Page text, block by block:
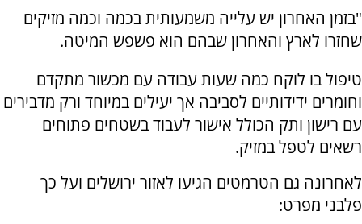
"בזמן האחרון יש עלייה משמעותית בכמה וכמה מזיקים
שחזרו לארץ והאחרון שבהם הוא פשפש המיטה.
טיפול בו לוקח כמה שעות עבודה עם מכשור מתקדם
וחומרים ידידותיים לסביבה אך יעילים במיוחד ורק מדבירים
עם רישון ותק הכולל אישור לעבוד בשטחים פתוחים
רשאים לטפל במזיק.
לאחרונה גם הטרמטים הגיעו לאזור ירושלים ועל כך
פלבני מפרט: